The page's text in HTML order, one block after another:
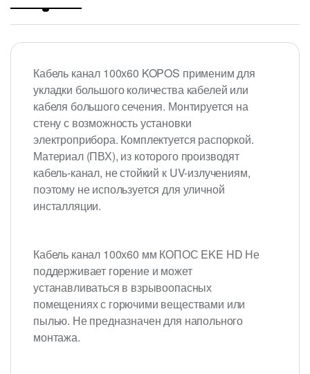
Кабель канал 100х60 KOPOS применим для
укладки большого количества кабелей или
кабеля большого сечения. Монтируется на
стену с возможность установки
электроприбора. Комплектуется распоркой.
Материал (ПВХ), из которого производят
кабель-канал, не стойкий к UV-излучениям,
поэтому не используется для уличной
инсталляции.
Кабель канал 100х60 мм КОПОС EKE HD Не
поддерживает горение и может
устанавливаться в взрывоопасных
помещениях с горючими веществами или
пылью. Не предназначен для напольного
монтажа.